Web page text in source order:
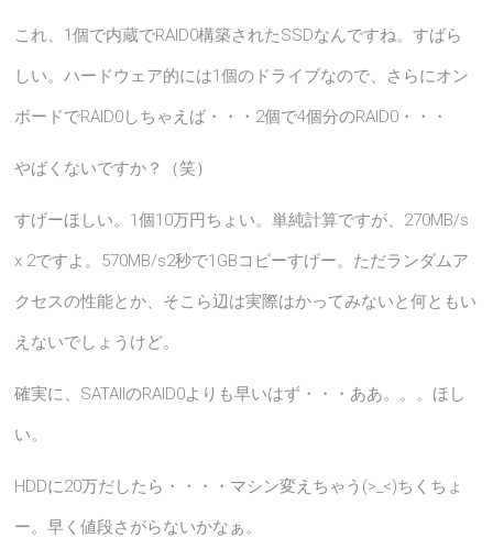
これ、1個で内蔵でRAID0構築されたSSDなんですね。すばら
しい。ハードウェア的には1個のドライブなので、さらにオン
ボードでRAID0しちゃえば・・・2個で4個分のRAID0・・・
やばくないですか？（笑）
すげーほしい。1個10万円ちょい。単純計算ですが、 270MB/s
x 2ですよ。570MB/s2秒で1GBコピーすげー。ただランダムア
クセスの性能とか、そこら辺は実際はかってみないと何ともい
えないでしょうけど。
確実に、SATAIIのRAID0よりも早いはず・・・ああ。。。ほし
い。
HDDに20万だしたら・・・・マシン変えちゃう(>_<)ちくちょ
ー。早く値段さがらないかなぁ。